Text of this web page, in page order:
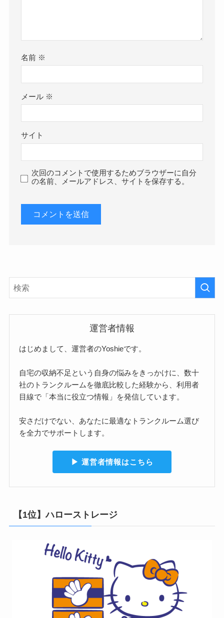
名前 ※
メール ※
サイト
次回のコメントで使用するためブラウザーに自分
の名前、メールアドレス、サイトを保存する。
運営者情報
はじめまして、運営者のYoshieです。
自宅の収納不足という自身の悩みをきっかけに、数十
社のトランクルームを徹底比較した経験から、利用者
目線で「本当に役立つ情報」を発信しています。
安さだけでない、あなたに最適なトランクルーム選び
を全力でサポートします。
▶︎ 運営者情報はこちら
【1位】ハローストレージ